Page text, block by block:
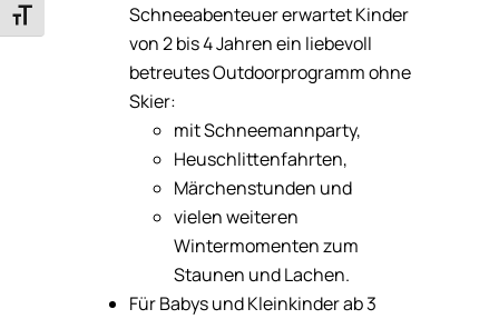
Schrift vergrößernSchneeabenteuer erwartet Kinder
von 2 bis 4 Jahren ein liebevoll
betreutes Outdoorprogramm ohne
Skier:
mit Schneemannparty,
Heuschlittenfahrten,
Märchenstunden und
vielen weiteren
Wintermomenten zum
Staunen und Lachen.
Für Babys und Kleinkinder ab 3